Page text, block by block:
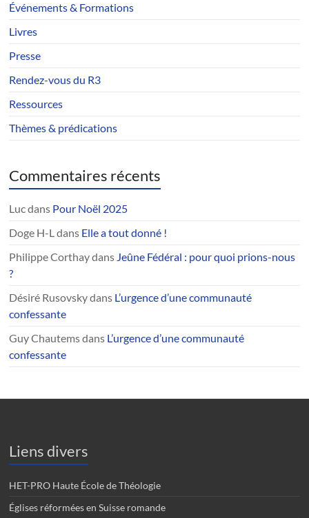
Événements & Formations
Livres
Presse
Rendez-vous du R3
Ressources
Thèmes & prédications
Commentaires récents
Lucdans Pour Noël 2025
Doge H-Ldans Elle a tout donné !
Philippe Corthaydans Jeûne Fédéral : pour quoi prions-nous
?
Désiré Rusovskydans L’urgence d’une communauté
confessante
Guy Chautemsdans L’urgence d’une communauté
confessante
Liens divers
HET-PRO Haute École de Théologie
Églises réformées en Suisse romande